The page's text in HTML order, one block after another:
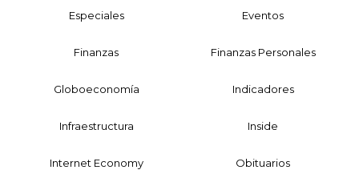
Especiales Eventos
Finanzas Finanzas Personales
Globoeconomía Indicadores
Infraestructura Inside
Internet Economy Obituarios